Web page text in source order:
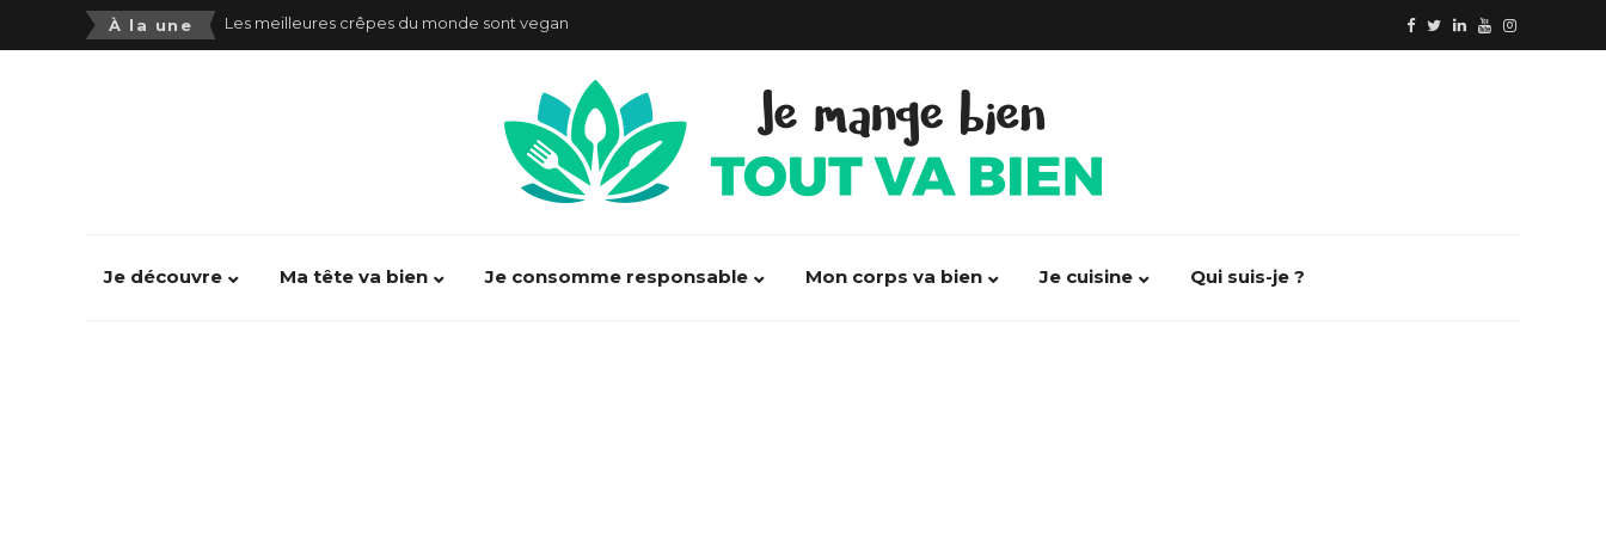
À la une Les aliments ultra transformés néfastes pour la santé !
Alimentation pauvre en Fodmap(s) : se débarrasser des maux de ventre
Alexandre Jolivet : “100% d’entrainement, 100% d’alimentation saine”
Je découvre Ma tête va bien Je consomme responsable Mon corps va bien Je cuisine Qui suis-je ?